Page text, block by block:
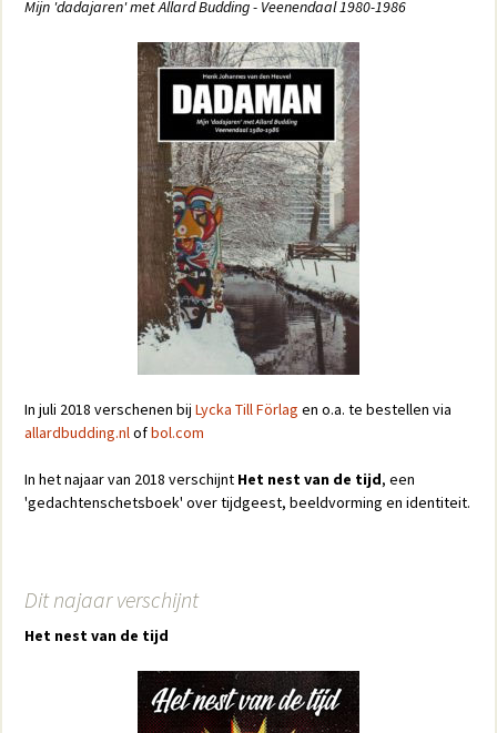
Mijn 'dadajaren' met Allard Budding - Veenendaal 1980-1986
In juli 2018 verschenen bij Lycka Till Förlag en o.a. te bestellen via
allardbudding.nlofbol.com
In het najaar van 2018 verschijnt Het nest van de tijd, een
'gedachtenschetsboek' over tijdgeest, beeldvorming en identiteit.
Dit najaar verschijnt
Het nest van de tijd